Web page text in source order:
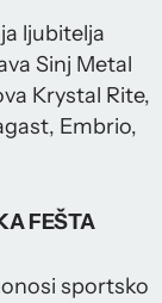
ljubitelja
Sinj Metal
Krystal Rite,
Embrio,
FEŠTA
sportsko